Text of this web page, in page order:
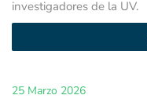
investigadores de la UV.
25 Marzo 2026